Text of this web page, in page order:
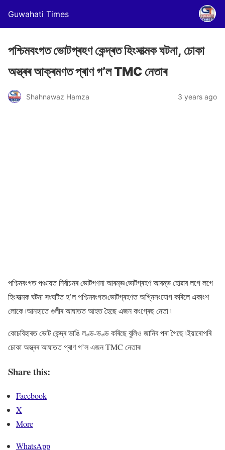
Guwahati Times
পশ্চিমবংগত ভোটগ্ৰহণ কেন্দ্ৰত হিংসাত্মক ঘটনা, চোকা
অস্ত্ৰৰ আক্ৰমণত প্ৰাণ গ’ল TMC নেতাৰ
Shahnawaz Hamza 3 years ago
পশ্চিমবংগত পঞ্চায়ত নিৰ্বাচনৰ ভোটগণনা আৰম্ভ৷ভোটগ্ৰহণ আৰম্ভ হোৱাৰ লগে লগে
হিংসাত্মক ঘটনা সংঘটিত হ’ল পশ্চিমবংগত৷ভোটগ্ৰহণত অগ্নিসংযোগ কৰিলে একাংশ
লোকে ৷আনহাতে গুলীৰ আঘাতত আহত হৈছে এজন কংগ্ৰেছ নেতা ৷
কোচবিহাৰত ভোট কেন্দ্ৰ ভাঙি লণ্ড-ভণ্ড কৰিছে বুলিও জানিব পৰা গৈছে ৷ইয়াৰোপৰি
চোকা অস্ত্ৰৰ আঘাতত প্ৰাণ গ’ল এজন TMC নেতাৰ৷
Share this:
Facebook
X
More
WhatsApp